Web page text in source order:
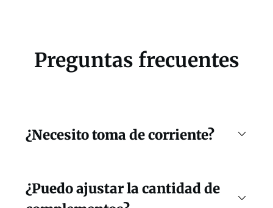
Preguntas frecuentes
¿Necesito toma de corriente?
¿Puedo ajustar la cantidad de